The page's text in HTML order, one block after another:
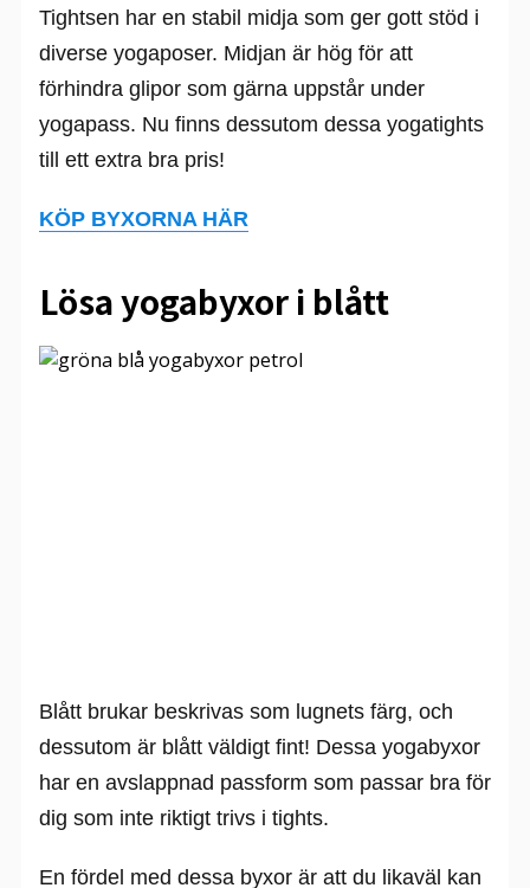
Tightsen har en stabil midja som ger gott stöd i
diverse yogaposer. Midjan är hög för att
förhindra glipor som gärna uppstår under
yogapass. Nu finns dessutom dessa yogatights
till ett extra bra pris!
KÖP BYXORNA HÄR
Lösa yogabyxor i blått
Blått brukar beskrivas som lugnets färg, och
dessutom är blått väldigt fint! Dessa yogabyxor
har en avslappnad passform som passar bra för
dig som inte riktigt trivs i tights.
En fördel med dessa byxor är att du likaväl kan